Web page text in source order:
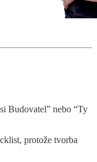
Budovatel” nebo “Ty
protože tvorba